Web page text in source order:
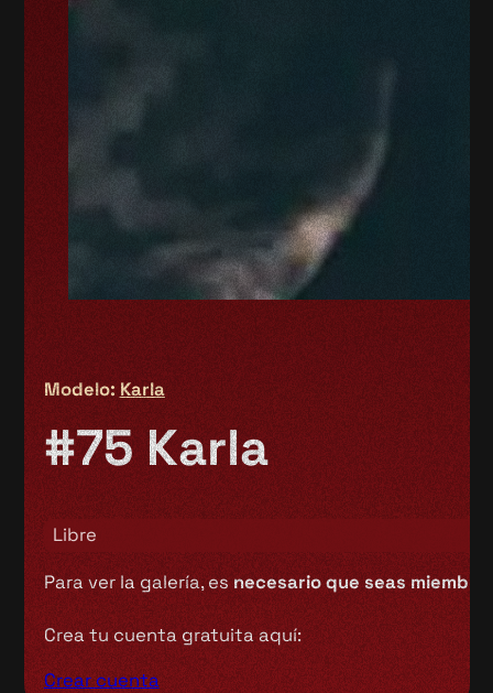
Modelo: Karla
#75 Karla
Libre
Para ver la galería, esnecesario que seas
Crea tu cuenta gratuita aquí:
Crear cuenta